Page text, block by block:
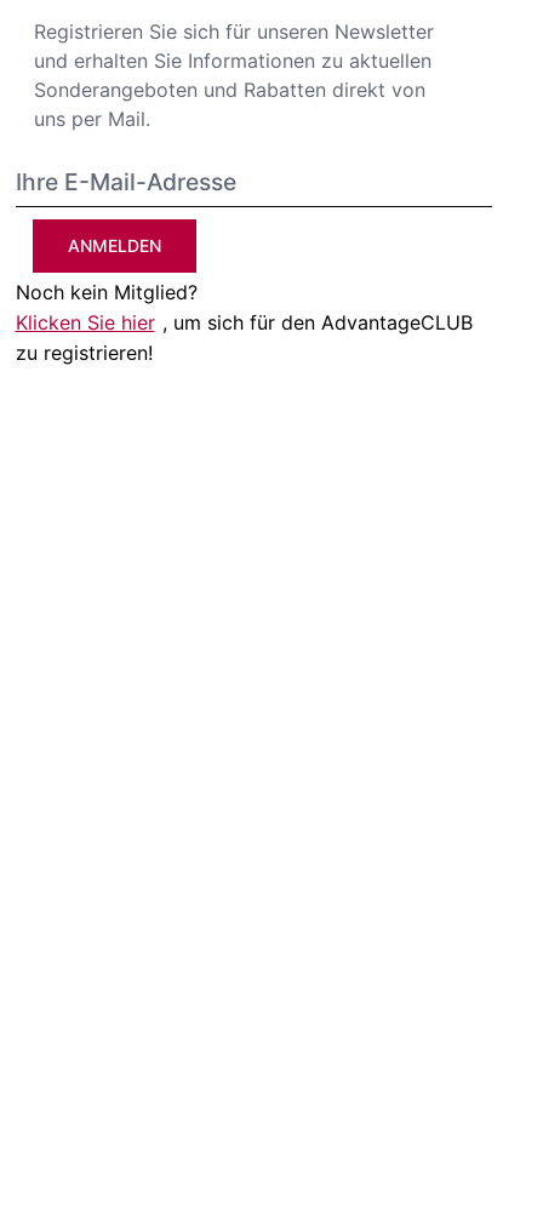
Registrieren Sie sich für unseren Newsletter
und erhalten Sie Informationen zu aktuellen
Sonderangeboten und Rabatten direkt von
uns per Mail.
ANMELDEN
Noch kein Mitglied?
Klicken Sie hier , um sich für den AdvantageCLUB
zu registrieren!